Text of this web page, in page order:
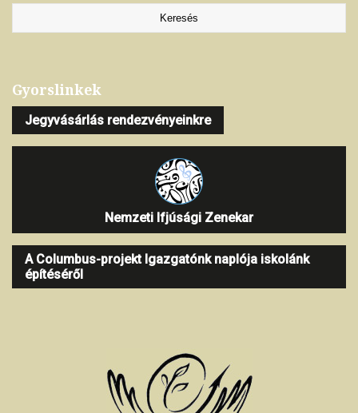
Gyorslinkek
Jegyvásárlás rendezvényeinkre
Nemzeti Ifjúsági Zenekar
A Columbus-projekt Igazgatónk naplója iskolánk
építéséről